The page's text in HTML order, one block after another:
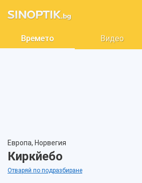
Времето Видео
Европа, Норвегия
Киркйебо
Отваряй по подразбиране